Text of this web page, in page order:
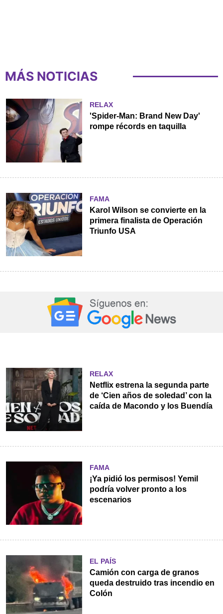
MÁS NOTICIAS
RELAX
'Spider-Man: Brand New Day'
rompe récords en taquilla
FAMA
Karol Wilson se convierte en la
primera finalista de Operación
Triunfo USA
RELAX
Netflix estrena la segunda parte
de ‘Cien años de soledad’ con la
caída de Macondo y los Buendía
FAMA
¡Ya pidió los permisos! Yemil
podría volver pronto a los
escenarios
EL PAÍS
Camión con carga de granos
queda destruido tras incendio en
Colón